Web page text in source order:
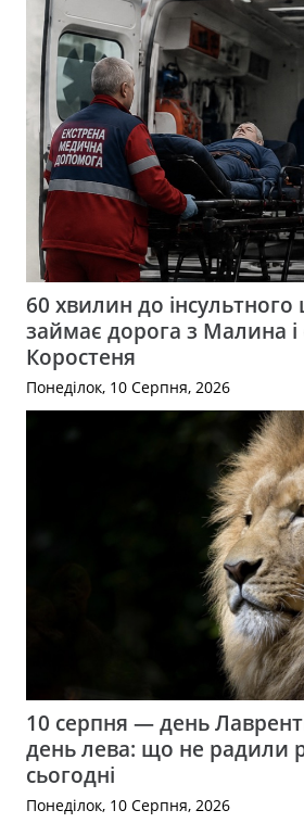
60 хвилин до інсультного
займає дорога з Малина і
Коростеня
Понеділок, 10 Серпня, 2026
10 серпня — день
день лева: що не радили
сьогодні
Понеділок, 10 Серпня, 2026